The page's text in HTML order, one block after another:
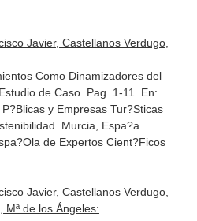
Javier, Castellanos Verdugo,
Como Dinamizadores del
de Caso. Pag. 1-11. En:
y Empresas Tur?Sticas
. Murcia, Espa?a.
de Expertos Cient?Ficos
Javier, Castellanos Verdugo,
Mª de los Ángeles: